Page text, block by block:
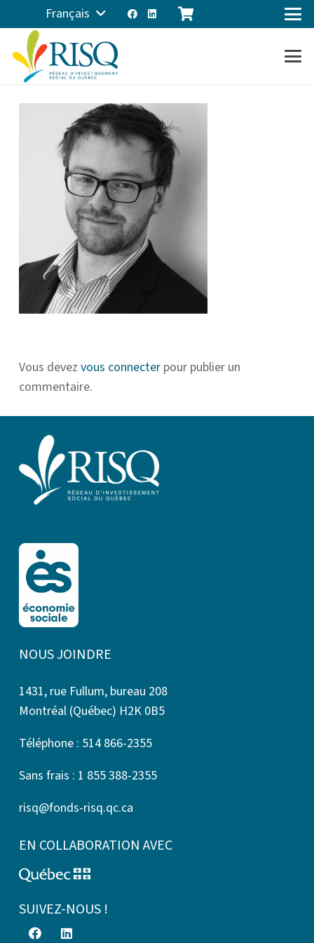
Français
Vous devez vous connecter pour publier un
commentaire.
NOUS JOINDRE
1431, rue Fullum, bureau 208
Montréal (Québec) H2K 0B5
Téléphone : 514 866-2355
Sans frais : 1 855 388-2355
risq@fonds-risq.qc.ca
EN COLLABORATION AVEC
SUIVEZ-NOUS !